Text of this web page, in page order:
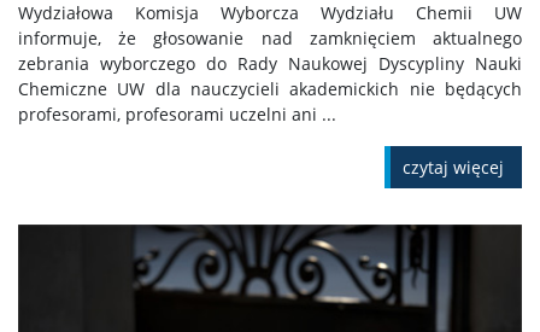
Wydziałowa Komisja Wyborcza Wydziału Chemii UW
informuje, że głosowanie nad zamknięciem aktualnego
zebrania wyborczego do Rady Naukowej Dyscypliny Nauki
Chemiczne UW dla nauczycieli akademickich nie będących
profesorami, profesorami uczelni ani ...
czytaj więcej